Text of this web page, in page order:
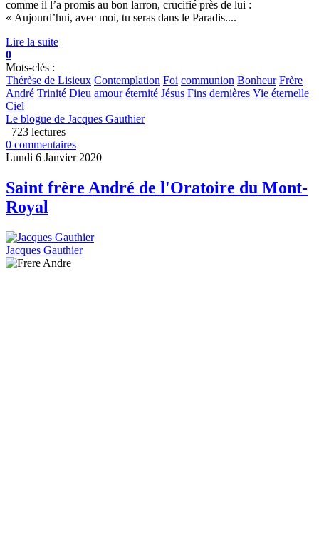
comme il l’a promis au bon larron, crucifié près de lui :
« Aujourd’hui, avec moi, tu seras dans le Paradis....
Lire la suite
0
Mots-clés :
Thérèse de Lisieux Contemplation Foi communion Bonheur Frère
André Trinité Dieu amour éternité Jésus Fins dernières Vie éternelle
Ciel
Le blogue de Jacques Gauthier
723 lectures
0 commentaires
Lundi 6 Janvier 2020
Saint frère André de l'Oratoire du Mont-
Royal
Jacques Gauthier